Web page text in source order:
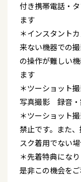
付き携帯電話・
ます
＊インスタント
来ない機器での
の操作が難しい
ます
＊ツーショット
写真撮影 録音・
＊ツーショット
禁止です。また
スク着用でない
＊先着特典にな
是非この機会をご